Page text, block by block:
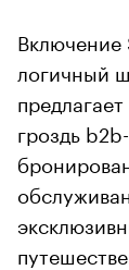
логичный
гроздь